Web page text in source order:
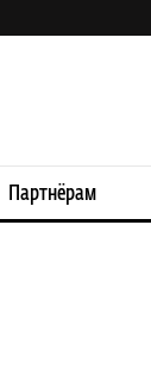
Партнёрам